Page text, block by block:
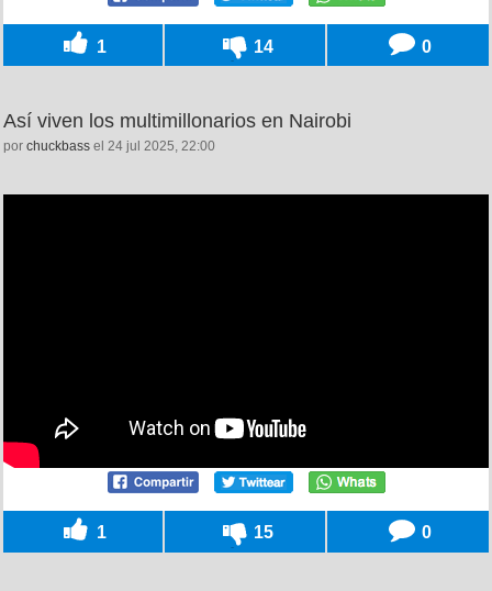
1 14 0
Así viven los multimillonarios en Nairobi
por chuckbass el 24 jul 2025, 22:00
1 15 0